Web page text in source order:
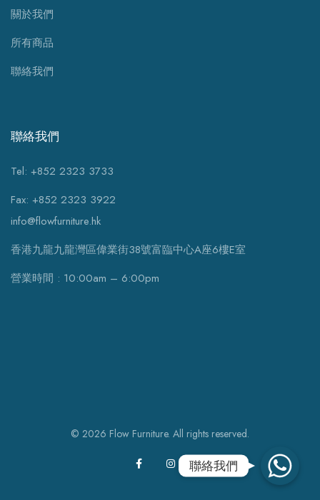
關於我們
所有商品
聯絡我們
聯絡我們
Tel: +852 2323 3733
Fax: +852 2323 3922
info@flowfurniture.hk
香港九龍九龍灣區偉業街38號富臨中心A座6樓E室
營業時間 : 10:00am – 6:00pm
© 2026 Flow Furniture. All rights reserved.
聯絡我們